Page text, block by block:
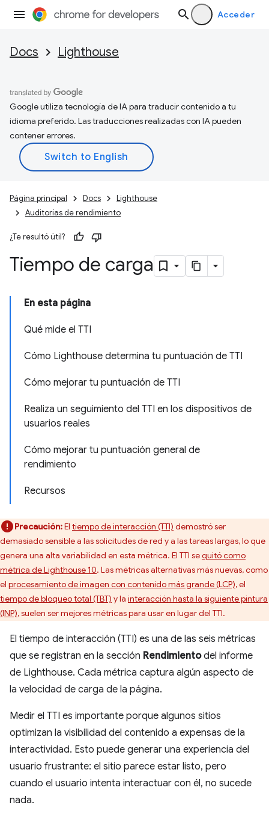
Acceder
Docs Lighthouse
Google utiliza tecnología de IA para traducir contenido a tu
idioma preferido. Las traducciones realizadas con IA pueden
contener errores.
Página principal Docs
Lighthouse
Auditorías de rendimiento
¿Te resultó útil?
Tiempo de carga
En esta página
Qué mide el TTI
Cómo Lighthouse determina tu puntuación de TTI
Cómo mejorar tu puntuación de TTI
Realiza un seguimiento del TTI en los dispositivos de
usuarios reales
Cómo mejorar tu puntuación general de
rendimiento
Recursos
Precaución:El tiempo de interacción (TTI) demostró ser
demasiado sensible a las solicitudes de red y a las tareas largas, lo que
genera una alta variabilidad en esta métrica. El TTI sequitó como
métrica de Lighthouse 10. Las métricas alternativas más nuevas, como
el procesamiento de imagen con contenido más grande (LCP), el
tiempo de bloqueo total (TBT) y la interacción hasta la siguiente pintura
(INP), suelen ser mejores métricas para usar en lugar del TTI.
El tiempo de interacción (TTI) es una de las seis métricas
que se registran en la sección Rendimientodel informe
de Lighthouse. Cada métrica captura algún aspecto de
la velocidad de carga de la página.
Medir el TTI es importante porque algunos sitios
optimizan la visibilidad del contenido a expensas de la
interactividad. Esto puede generar una experiencia del
usuario frustrante: el sitio parece estar listo, pero
cuando el usuario intenta interactuar con él, no sucede
nada.